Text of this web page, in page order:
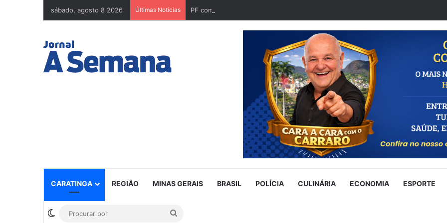
sábado, agosto 8 2026 Últimas Notícias
CARATINGA REGIÃO MINAS GERAIS BRASIL POLÍCIA CULINÁRIA ECONOMIA ESPORTE
Switch skin